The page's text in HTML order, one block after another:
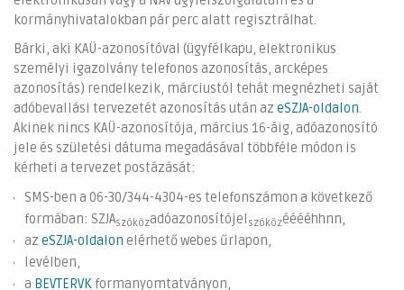
kormányhivatalokban pár perc alatt regisztrálhat.
Bárki, aki KAÜ-azonosítóval (ügyfélkapu, elektronikus
személyi igazolvány telefonos azonosítás, arcképes
azonosítás) rendelkezik, márciustól tehát megnézheti saját
adóbevallási tervezetét azonosítás után az eSZJA-oldalon.
Akinek nincs KAÜ-azonosítója, március 16-áig, adóazonosító
jele és születési dátuma megadásával többféle módon is
kérheti a tervezet postázását:
SMS-ben a 06-30/344-4304-es telefonszámon a következő
formában: SZJAszóközadóazonosítójel szóközééééhhnn,
az eSZJA-oldalon elérhető webes űrlapon,
levélben,
a BEVTERVK formanyomtatványon,